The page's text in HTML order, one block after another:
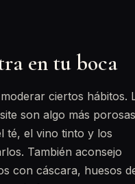
en tu boca
ciertos hábitos.
son algo más
té, el vino tinto y los
También aconsejo
con cáscara, huesos